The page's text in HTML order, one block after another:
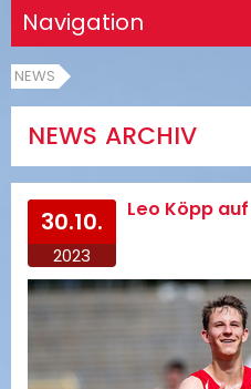
Navigation
NEWS
NEWS ARCHIV
30.10.
2023
Leo Köpp